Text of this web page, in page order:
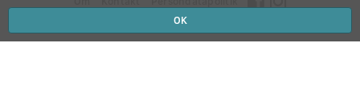
Copyright © 2012-2026
OK